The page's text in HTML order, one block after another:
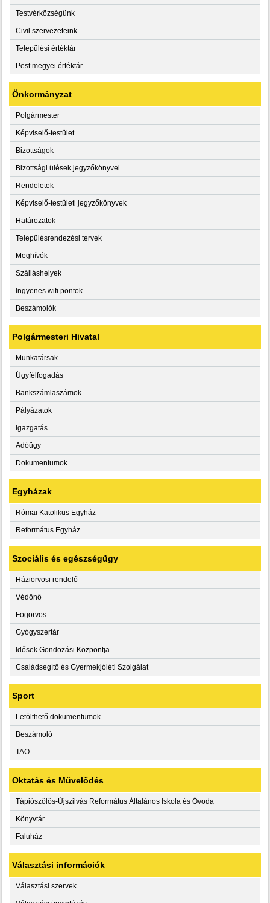
Testvérközségünk
Civil szervezeteink
Települési értéktár
Pest megyei értéktár
Önkormányzat
Polgármester
Képviselő-testület
Bizottságok
Bizottsági ülések jegyzőkönyvei
Rendeletek
Képviselő-testületi jegyzőkönyvek
Határozatok
Településrendezési tervek
Meghívók
Szálláshelyek
Ingyenes wifi pontok
Beszámolók
Polgármesteri Hivatal
Munkatársak
Ügyfélfogadás
Bankszámlaszámok
Pályázatok
Igazgatás
Adóügy
Dokumentumok
Egyházak
Római Katolikus Egyház
Református Egyház
Szociális és egészségügy
Háziorvosi rendelő
Védőnő
Fogorvos
Gyógyszertár
Idősek Gondozási Központja
Családsegítő és Gyermekjóléti Szolgálat
Sport
Letölthető dokumentumok
Beszámoló
TAO
Oktatás és Művelődés
Tápiószőlős-Újszilvás Református Általános Iskola és Óvoda
Könyvtár
Faluház
Választási információk
Választási szervek